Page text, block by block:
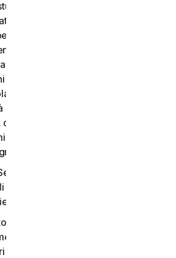
omicidi, vendita di carte di
vendita di beni rubati, offerta o
proibiti, militari e a duplice uso,
di sostanze controllate, furti di
informatica, pharming, furto di
in qualsiasi forma o scala, pirateria
della proprietà intellettuale e
molestare, perseguitare,
o controllare altri o
in qualsiasi modo, inclusi audio,
contenuti digitali, ecc.;
per i consumatori per scopi
o i Servizi aziendali per scopi diversi
interni;
diversamente previsto nel CLS o
i Servizi per i
non possono essere accessibili a,